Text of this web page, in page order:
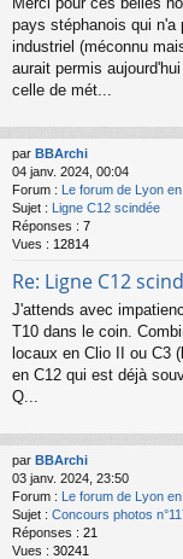
pays stéphanois qui n'a
industriel (méconnu
aurait permis
celle de mét...
par BBArchi
04 janv. 2024, 00:04
Forum : Le forum de Lyon
Sujet : Ligne C12 scindée
Réponses : 7
Vues : 12814
Re: Ligne C12
J'attends avec
T10 dans le coin.
locaux en Clio II ou C3
en C12 qui est déjà
Q...
par BBArchi
03 janv. 2024, 23:50
Forum : Le forum de Lyon
Sujet : Concours photos
Réponses : 21
Vues : 30241